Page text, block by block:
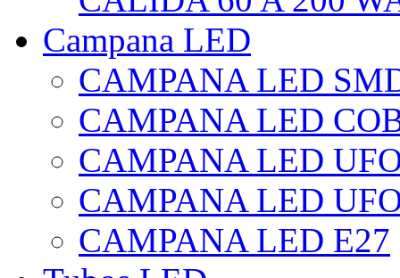
Campana LED
CAMPANA LED
CAMPANA LED
CAMPANA LED
CAMPANA LED
CAMPANA LED E27